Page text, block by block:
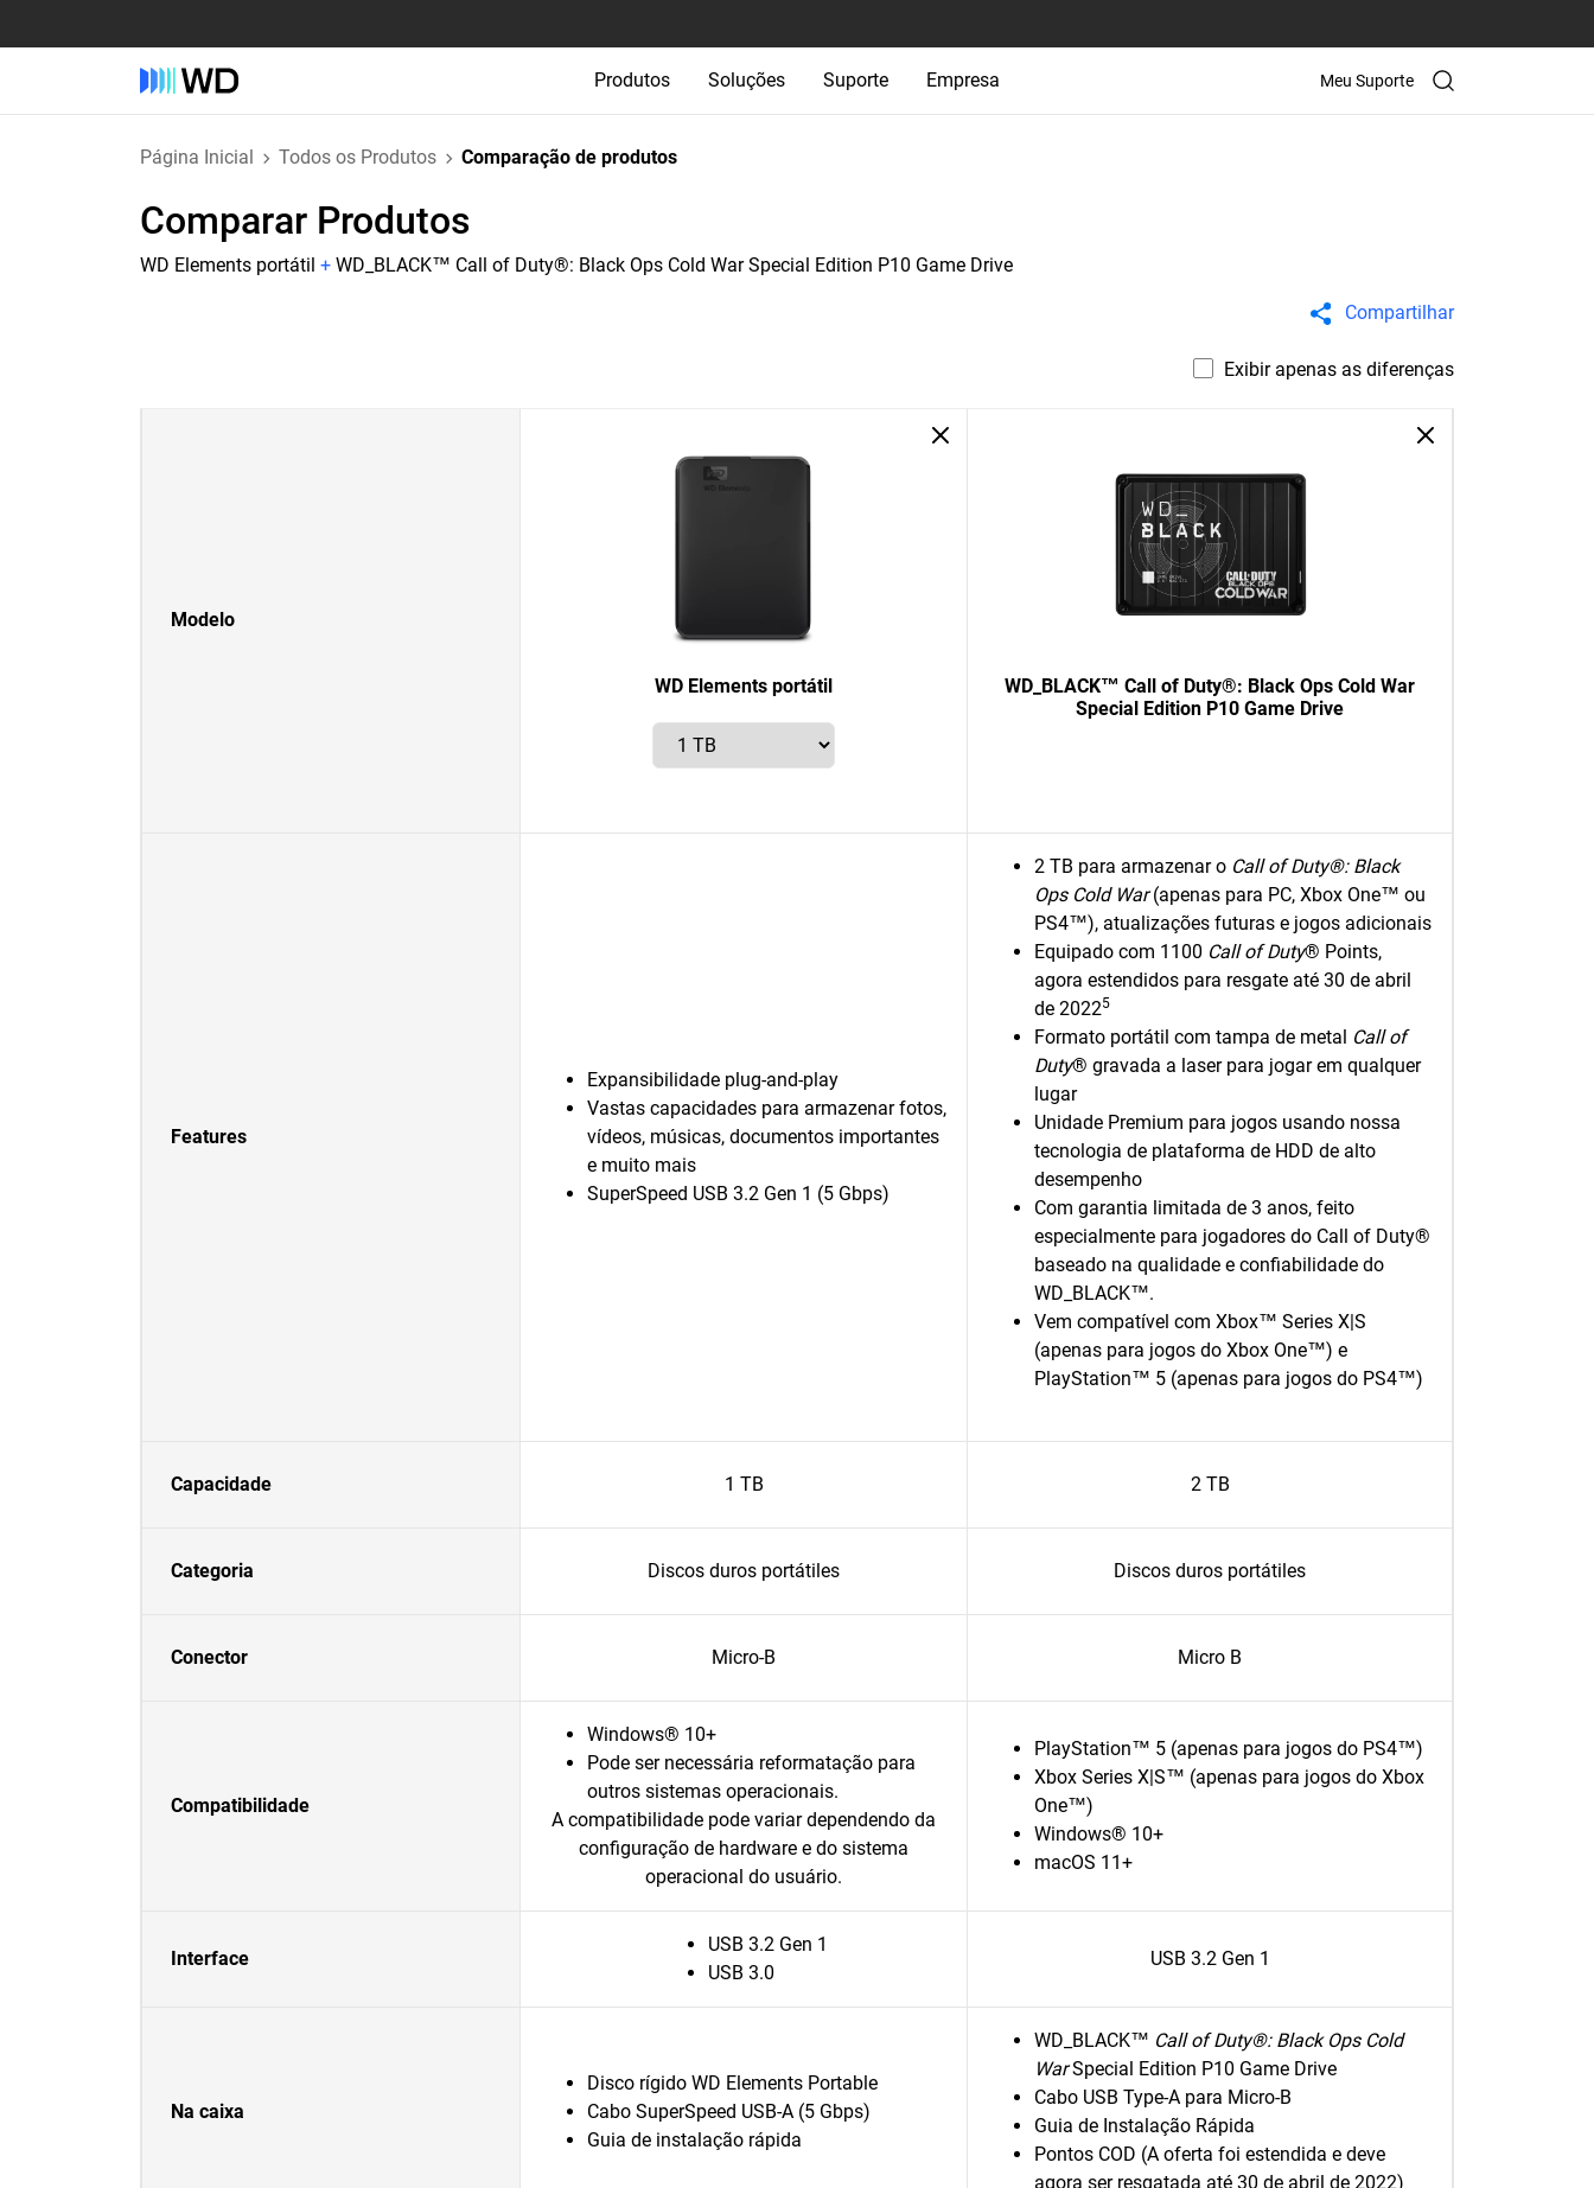
Produtos Soluções Suporte Empresa Meu Suporte
Página Inicial Todos os Produtos Comparação de produtos
Comparar Produtos
WD Elements portátil + WD_BLACK™ Call of Duty®: Black Ops Cold War Special Edition P10 Game Drive
Compartilhar
Exibir apenas as diferenças
Modelo
WD Elements portátil
WD_BLACK™ Call of Duty®: Black Ops Cold War
Special Edition P10 Game Drive
Features
Expansibilidade plug-and-play
Vastas capacidades para armazenar fotos,
vídeos, músicas, documentos importantes
e muito mais
SuperSpeed USB 3.2 Gen 1 (5 Gbps)
2 TB para armazenar o Call of Duty®: Black
Ops Cold War(apenas para PC, Xbox One™ ou
PS4™), atualizações futuras e jogos adicionais
Equipado com 1100 Call of Duty® Points,
agora estendidos para resgate até 30 de abril
de 20225
Formato portátil com tampa de metal Call of
Duty® gravada a laser para jogar em qualquer
lugar
Unidade Premium para jogos usando nossa
tecnologia de plataforma de HDD de alto
desempenho
Com garantia limitada de 3 anos, feito
especialmente para jogadores do Call of Duty®
baseado na qualidade e confiabilidade do
WD_BLACK™.
Vem compatível com Xbox™ Series X|S
(apenas para jogos do Xbox One™) e
PlayStation™ 5 (apenas para jogos do PS4™)
Capacidade 1 TB 2 TB
Categoria Discos duros portátiles Discos duros portátiles
Conector Micro-B Micro B
Compatibilidade
Windows® 10+
Pode ser necessária reformatação para
outros sistemas operacionais.
A compatibilidade pode variar dependendo da
configuração de hardware e do sistema
operacional do usuário.
PlayStation™ 5 (apenas para jogos do PS4™)
Xbox Series X|S™ (apenas para jogos do Xbox
One™)
Windows® 10+
macOS 11+
Interface
USB 3.2 Gen 1
USB 3.0
USB 3.2 Gen 1
Na caixa
Disco rígido WD Elements Portable
Cabo SuperSpeed USB-A (5 Gbps)
Guia de instalação rápida
WD_BLACK™ Call of Duty®: Black Ops Cold
WarSpecial Edition P10 Game Drive
Cabo USB Type-A para Micro-B
Guia de Instalação Rápida
Pontos COD (A oferta foi estendida e deve
agora ser resgatada até 30 de abril de 2022)